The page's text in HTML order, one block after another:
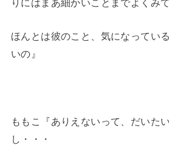
ほんとは彼のこと、気になってい
いの』
ももこ『ありえないって、だいた
し・・・